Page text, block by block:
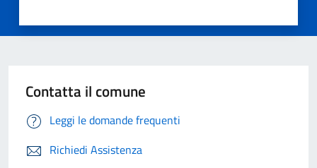
Contatta il comune
Leggi le domande frequenti
Richiedi Assistenza